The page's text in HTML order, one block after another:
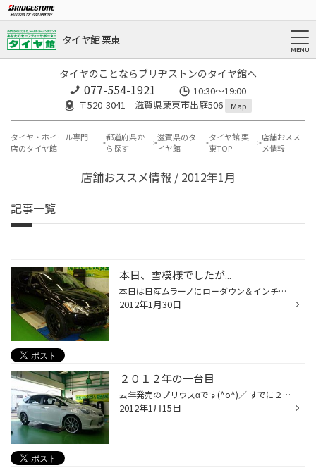
タイヤ館 栗東
タイヤのことならブリヂストンのタイヤ館へ
077-554-1921
10:30～19:00
〒520-3041 滋賀県栗東市出庭506
Map
タイヤ・ホイール専門
店のタイヤ館
都道府県か
ら探す
滋賀県のタ
イヤ館
タイヤ館 栗
東TOP
店舗おスス
メ情報
店舗おススメ情報 / 2012年1月
記事一覧
本日、雪模様でしたが...
本日は日産ムラーノにローダウン＆インチアップのお手伝いをさせて頂きました！！ あいにくの空模様でしたが、ドレスアップに季節なんぞ関係無い!!とばかりに カッコいい車が完成しました。 足廻りは、ＲＳ-ＲのベストセラーモデルＴi-2000 ホイールはレイズ製のＶＲ.Ｇ2です。しぶ～ぃ選択、私好み...
2012年1月30日
２０１２年の一台目
去年発売のプリウスαです(^o^)／ すでに２０インチを履かれてるので足回りを交換です(^_-)-☆ クスコさんから発売のヴァカンツァのＺＥＲＯ－ＷＡＧＯＮを装着です ４・５ｃｍダウンでスタイリッシュに決まりました(*^^)b ハイブリッド車なんで異音が気になるトコロですが(；一_一) さっすがクスコさ...
2012年1月15日